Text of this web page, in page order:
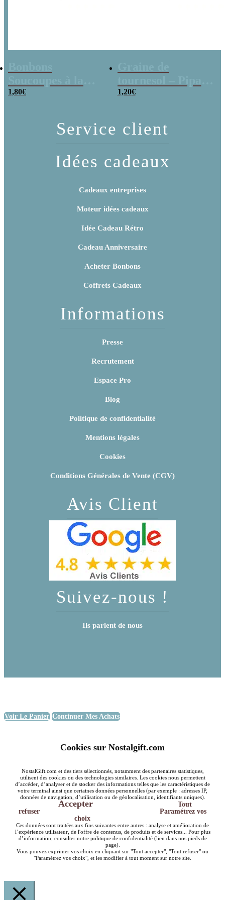
poudre (x20)
1,80€
x 3
1,20€
Service client
Idées cadeaux
Cadeaux entreprises
Moteur idées cadeaux
Idée Cadeau Rétro
Cadeau Anniversaire
Acheter Bonbons
Coffrets Cadeaux
Informations
Presse
Recrutement
Espace Pro
Blog
Politique de confidentialité
Mentions légales
Cookies
Conditions Générales de Vente (CGV)
Avis Client
Suivez-nous !
Ils parlent de nous
Voir Le Panier Continuer Mes Achats
Cookies sur Nostalgift.com
NostalGift.com et des tiers sélectionnés, notamment des partenaires statistiques,
utilisent des cookies ou des technologies similaires. Les cookies nous permettent
d’accéder, d’analyser et de stocker des informations telles que les caractéristiques de
votre terminal ainsi que certaines données personnelles (par exemple : adresses IP,
données de navigation, d’utilisation ou de géolocalisation, identifiants uniques).
Accepter
Tout
refuser
Paramétrez vos
choix
Ces données sont traitées aux fins suivantes entre autres : analyse et amélioration de
l’expérience utilisateur, de l'offre de contenus, de produits et de services... Pour plus
d’information, consulter notre politique de confidentialité (lien dans nos pieds de
page).
Vous pouvez exprimer vos choix en cliquant sur "Tout accepter", "Tout refuser" ou
"Paramétrez vos choix", et les modifier à tout moment sur notre site.